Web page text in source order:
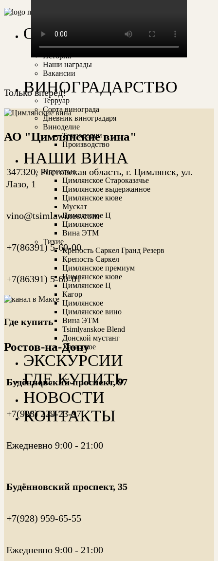
О НАС
Фильм о бренде
История
Наши награды
Вакансии
ВИНОГРАДАРСТВО
Терруар
Сорта винограда
Дневник виноградаря
Виноделие
Технологии
Производство
НАШИ ВИНА
Игристые
Цимлянское Староказачье
Цимлянское выдержанное
Цимлянское кюве
Мускат
Цимлянское Ц
Цимлянское
Вина ЭТМ
Тихие
Крепость Саркел Гранд Резерв
Крепость Саркел
Цимлянское премиум
Цимлянское кюве
Цимлянское Ц
Кагор
Цимлянское
Цимлянское вино
Вина ЭТМ
Tsimlyanskoe Blend
Донской мустанг
Хазарское
ЭКСКУРСИИ
ГДЕ КУПИТЬ
НОВОСТИ
КОНТАКТЫ
Только вперёд!
АО "Цимлянские вина"
347320, Ростовская область, г. Цимлянск, ул.
Лазо, 1
vino@tsimlawines.com
+7(86391) 5-60-00
+7(86391) 5-60-01
Где купить
Ростов-на-Дону
Будённовский проспект, 97
+7(928) 229-23-97
Ежедневно 9:00 - 21:00
Будённовский проспект, 35
+7(928) 959-65-55
Ежедневно 9:00 - 21:00